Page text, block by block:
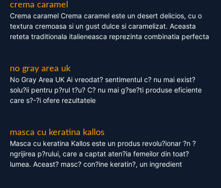
crema caramel
Crema caramel Crema caramel este un desert delicios, cu o
textura cremoasa si un gust dulce si caramelizat. Aceasta
reteta traditionala italieneasca reprezinta combinatia perfecta
no gray area uk
No Gray Area UK Ai vreodat? sentimentul c? nu mai exist?
solu?ii pentru p?rul t?u? C? nu mai g?se?ti produse eficiente
care s?-?i ofere rezultatele
masca cu keratina kallos
Masca cu keratina Kallos este un produs revolu?ionar ?n ?
ngrijirea p?rului, care a captat aten?ia femeilor din toat?
lumea. Aceast? masc? con?ine keratin?, un ingredient